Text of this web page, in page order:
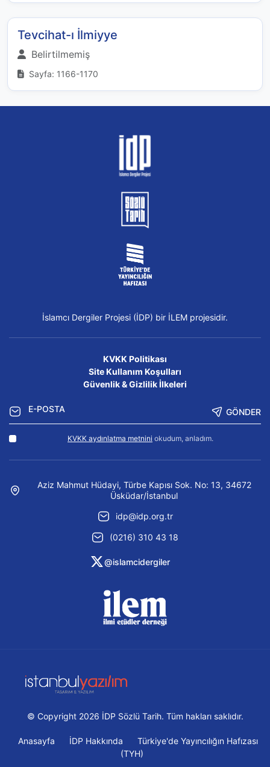
Tevcihat-ı İlmiyye
Belirtilmemiş
Sayfa: 1166-1170
İslamcı Dergiler Projesi (İDP) bir İLEM projesidir.
KVKK Politikası
Site Kullanım Koşulları
Güvenlik & Gizlilik İlkeleri
GÖNDER
KVKK aydınlatma metnini okudum, anladım.
Aziz Mahmut Hüdayi, Türbe Kapısı Sok. No: 13, 34672
Üsküdar/İstanbul
idp@idp.org.tr
(0216) 310 43 18
@islamcidergiler
© Copyright 2026 İDP Sözlü Tarih. Tüm hakları saklıdır.
Anasayfa İDP Hakkında
Türkiye'de Yayıncılığın Hafızası
(TYH)